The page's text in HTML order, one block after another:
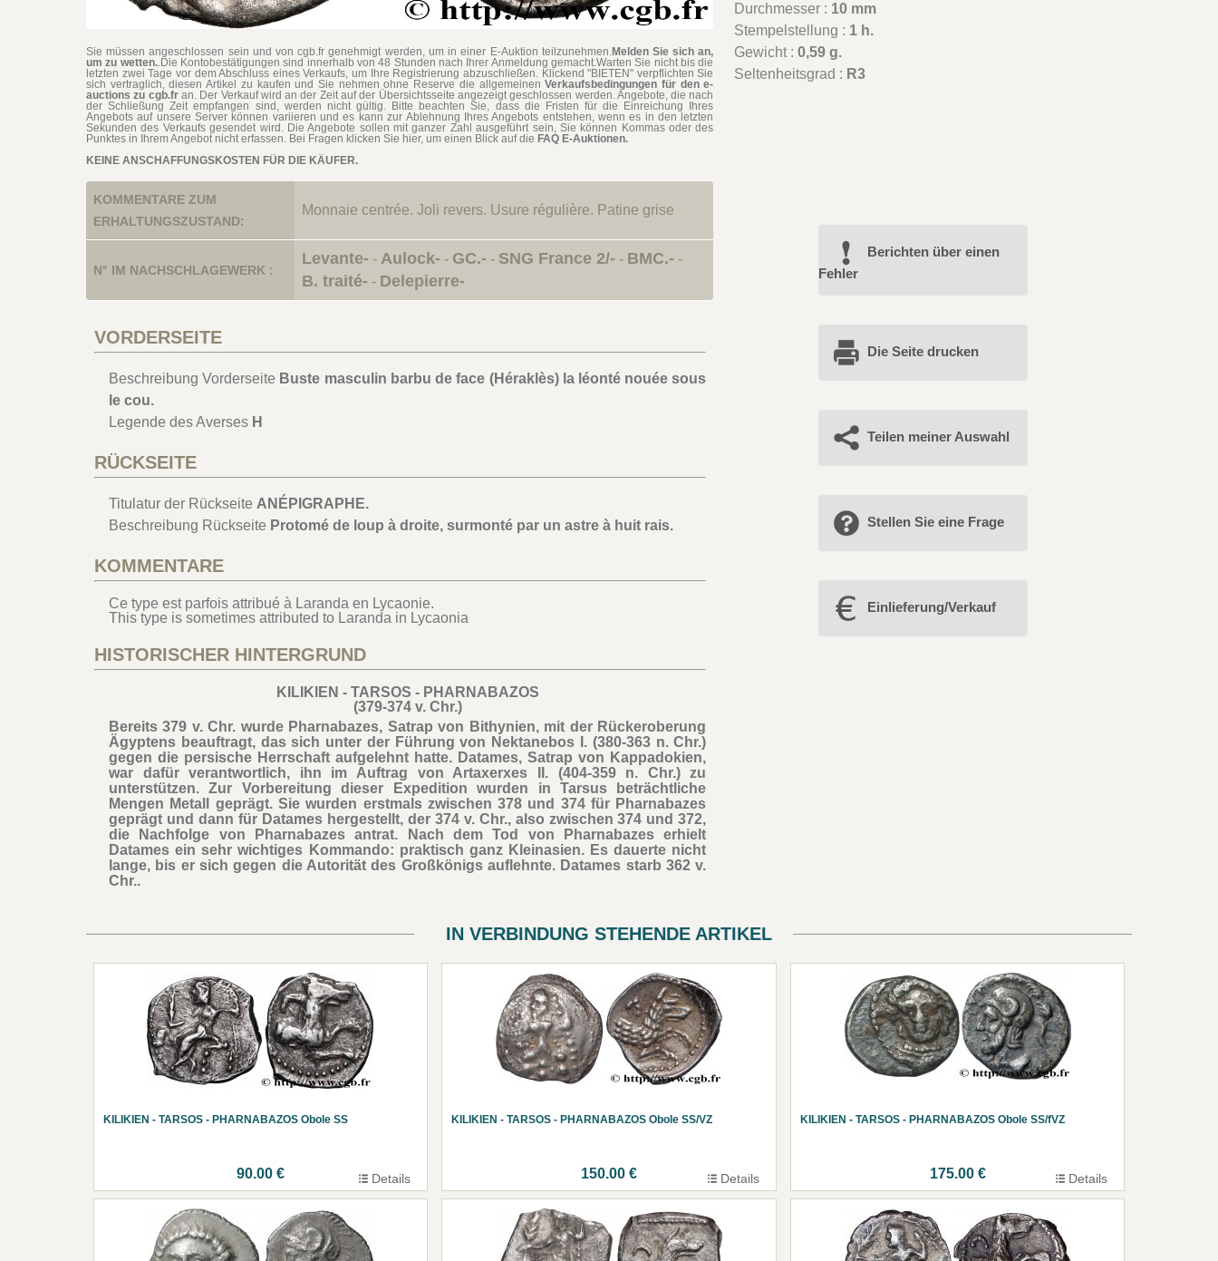
Sie müssen angeschlossen sein und von cgb.fr genehmigt werden, um in einer E-Auktion teilzunehmen. Melden Sie sich an,
um zu wetten..Die Kontobestätigungen sind innerhalb von 48 Stunden nach Ihrer Anmeldung gemacht.Warten Sie nicht bis die
letzten zwei Tage vor dem Abschluss eines Verkaufs, um Ihre Registrierung abzuschließen. Klickend "BIETEN" verpflichten Sie
sich vertraglich, diesen Artikel zu kaufen und Sie nehmen ohne Reserve die allgemeinenVerkaufsbedingungen für den e-
auctions zu cgb.fran. Der Verkauf wird an der Zeit auf der Übersichtsseite angezeigt geschlossen werden. Angebote, die nach
der Schließung Zeit empfangen sind, werden nicht gültig. Bitte beachten Sie, dass die Fristen für die Einreichung Ihres
Angebots auf unsere Server können variieren und es kann zur Ablehnung Ihres Angebots entstehen, wenn es in den letzten
Sekunden des Verkaufs gesendet wird. Die Angebote sollen mit ganzer Zahl ausgeführt sein, Sie können Kommas oder des
Punktes in Ihrem Angebot nicht erfassen. Bei Fragen klicken Sie hier, um einen Blick auf die FAQ E-Auktionen.
KEINE ANSCHAFFUNGSKOSTEN FÜR DIE KÄUFER.
Durchmesser : 10 mm
Stempelstellung : 1 h.
Gewicht :0,59 g.
Seltenheitsgrad : R3
KOMMENTARE ZUM
ERHALTUNGSZUSTAND:
Monnaie centrée. Joli revers. Usure régulière. Patine grise
N° IM NACHSCHLAGEWERK :
Levante- - Aulock- - GC.- - SNG France 2/- - BMC.- -
B. traité- - Delepierre-
VORDERSEITE
Beschreibung Vorderseite Buste masculin barbu de face (Héraklès) la léonté nouée sous
le cou.
Legende des Averses H
RÜCKSEITE
Titulatur der Rückseite ANÉPIGRAPHE.
Beschreibung Rückseite Protomé de loup à droite, surmonté par un astre à huit rais.
KOMMENTARE
Ce type est parfois attribué à Laranda en Lycaonie.
This type is sometimes attributed to Laranda in Lycaonia
HISTORISCHER HINTERGRUND
KILIKIEN - TARSOS - PHARNABAZOS
(379-374 v. Chr.)
Bereits 379 v. Chr. wurde Pharnabazes, Satrap von Bithynien, mit der Rückeroberung
Ägyptens beauftragt, das sich unter der Führung von Nektanebos I. (380-363 n. Chr.)
gegen die persische Herrschaft aufgelehnt hatte. Datames, Satrap von Kappadokien,
war dafür verantwortlich, ihn im Auftrag von Artaxerxes II. (404-359 n. Chr.) zu
unterstützen. Zur Vorbereitung dieser Expedition wurden in Tarsus beträchtliche
Mengen Metall geprägt. Sie wurden erstmals zwischen 378 und 374 für Pharnabazes
geprägt und dann für Datames hergestellt, der 374 v. Chr., also zwischen 374 und 372,
die Nachfolge von Pharnabazes antrat. Nach dem Tod von Pharnabazes erhielt
Datames ein sehr wichtiges Kommando: praktisch ganz Kleinasien. Es dauerte nicht
lange, bis er sich gegen die Autorität des Großkönigs auflehnte. Datames starb 362 v.
Chr..
Berichten über einen
Fehler
Die Seite drucken
Teilen meiner Auswahl
Stellen Sie eine Frage
Einlieferung/Verkauf
IN VERBINDUNG STEHENDE ARTIKEL
KILIKIEN - TARSOS - PHARNABAZOS Obole SS
90.00 € Details
KILIKIEN - TARSOS - PHARNABAZOS Obole SS/VZ
150.00 € Details
KILIKIEN - TARSOS - PHARNABAZOS Obole SS/fVZ
175.00 € Details